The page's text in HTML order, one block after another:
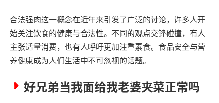
合法强肉这一概念在近年来引发了广泛的讨论，许多人开
始关注饮食的健康与合法性。不同的观点交锋碰撞，有人
主张适量消费，也有人呼吁更加注重素食。食品安全与营
养健康成为人们生活中不可忽视的话题。
好兄弟当我面给我老婆夹菜正常吗